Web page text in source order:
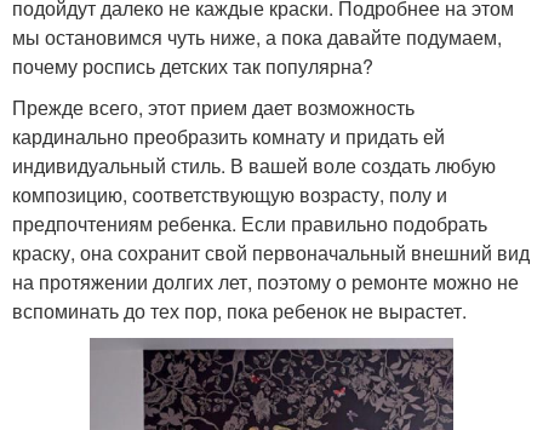
подойдут далеко не каждые краски. Подробнее на этом
мы остановимся чуть ниже, а пока давайте подумаем,
почему роспись детских так популярна?
Прежде всего, этот прием дает возможность
кардинально преобразить комнату и придать ей
индивидуальный стиль. В вашей воле создать любую
композицию, соответствующую возрасту, полу и
предпочтениям ребенка. Если правильно подобрать
краску, она сохранит свой первоначальный внешний вид
на протяжении долгих лет, поэтому о ремонте можно не
вспоминать до тех пор, пока ребенок не вырастет.